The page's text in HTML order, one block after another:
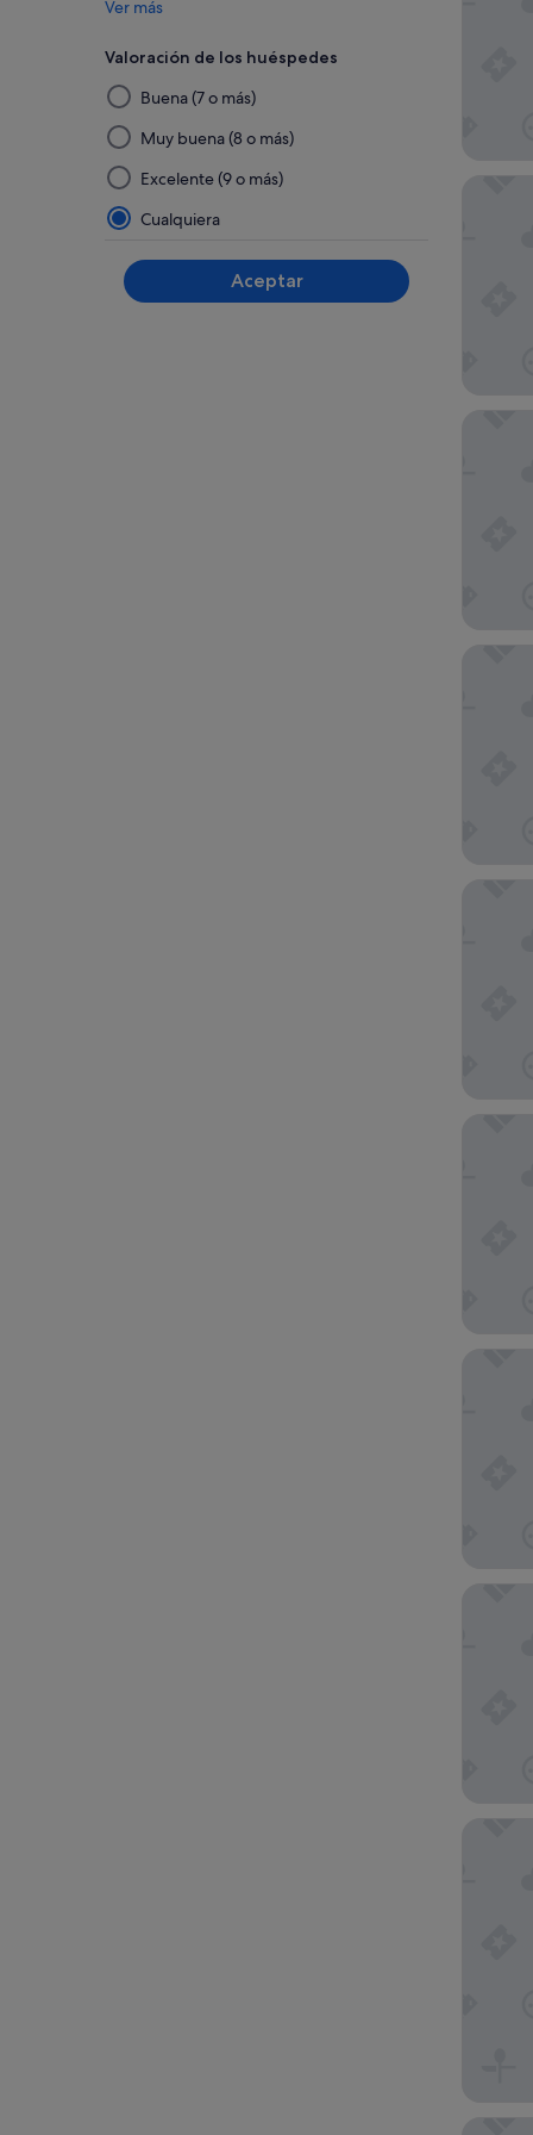
Ver más
Valoración de los huéspedes
Al
seleccionar
y
aplicar
un
filtro
este
grupo,
Buena (7 o más)
Muy buena (8 o más)
Excelente (9 o más)
Cualquiera
Aceptar